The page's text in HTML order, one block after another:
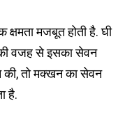
मजबूत होती है. घी
वजह से इसका सेवन
की, तो मक्खन का सेवन
है.